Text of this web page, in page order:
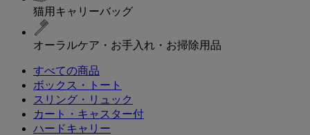
猫用キャリーバッグ
オーラルケア・お手入れ・お掃除用品
すべての商品
ボックス・トート
スリング・リュック
カート・キャスター付
ハードキャリー